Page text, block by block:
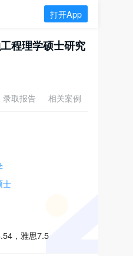
打开App
程理学硕士研究
录取报告 相关案例
士
，雅思7.5